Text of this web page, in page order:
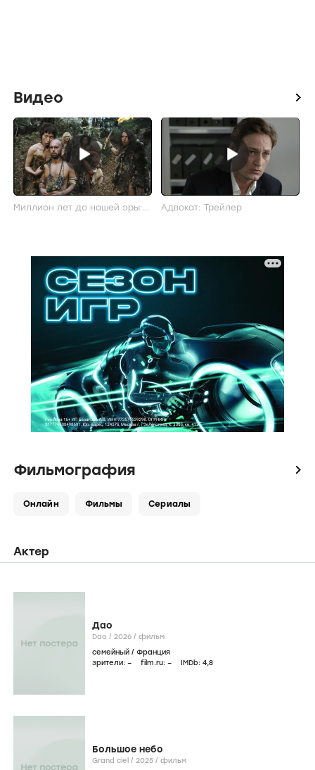
Видео icon
Миллион лет до нашей эры:
Адвокат: Трейлер
Фильмография icon
Онлайн Фильмы Сериалы
Актер
Дао
Dao / 2026 / фильм
семейный / Франция
зрители: – film.ru: – IMDb: 4,8
Большое небо
Grand ciel / 2025 / фильм